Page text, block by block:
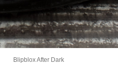
Blipblox After Dark